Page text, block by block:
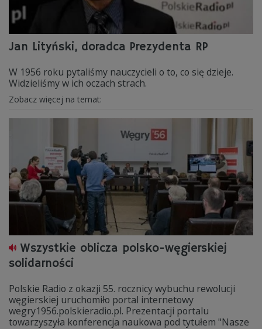
Jan Lityński, doradca Prezydenta RP
W 1956 roku pytaliśmy nauczycieli o to, co się dzieje.
Widzieliśmy w ich oczach strach.
Zobacz więcej na temat:
Wszystkie oblicza polsko-węgierskiej
solidarności
Polskie Radio z okazji 55. rocznicy wybuchu rewolucji
węgierskiej uruchomiło portal internetowy
wegry1956.polskieradio.pl. Prezentacji portalu
towarzyszyła konferencja naukowa pod tytułem "Nasze